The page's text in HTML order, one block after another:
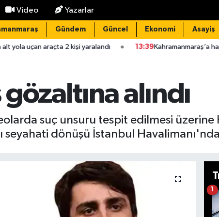
Video Yazarlar
Gündem Güncel Ekonomi Asayiş
2 kişi yaralandı 13:39Kahramanmaraş’a hakim ve
alındı
suç unsuru tespit edilmesi üzerine
seyahati dönüşü İstanbul
1